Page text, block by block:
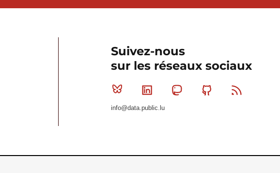
Suivez-nous
sur les réseaux sociaux
Bluesky Linkedin MastodonGithub
info@data.public.lu